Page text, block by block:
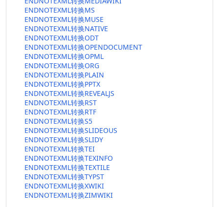
ENDNOTEXML转换MS
ENDNOTEXML转换MUSE
ENDNOTEXML转换NATIVE
ENDNOTEXML转换ODT
ENDNOTEXML转换OPENDOCUMENT
ENDNOTEXML转换OPML
ENDNOTEXML转换ORG
ENDNOTEXML转换PLAIN
ENDNOTEXML转换PPTX
ENDNOTEXML转换REVEALJS
ENDNOTEXML转换RST
ENDNOTEXML转换RTF
ENDNOTEXML转换S5
ENDNOTEXML转换SLIDEOUS
ENDNOTEXML转换SLIDY
ENDNOTEXML转换TEI
ENDNOTEXML转换TEXINFO
ENDNOTEXML转换TEXTILE
ENDNOTEXML转换TYPST
ENDNOTEXML转换XWIKI
ENDNOTEXML转换ZIMWIKI